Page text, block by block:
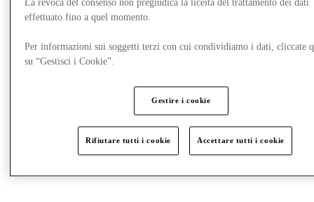
La revoca del consenso non pregiudica la liceità del trattamento dei dati
effettuato fino a quel momento.
Per informazioni sui soggetti terzi con cui condividiamo i dati, cliccate
su “Gestisci i Cookie”.
Gestire i cookie
Rifiutare tutti i cookie Accettare tutti i cookie